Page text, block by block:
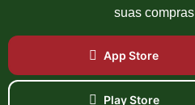
suas
App Store
Play Store